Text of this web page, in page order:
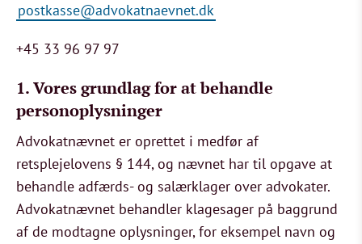
postkasse@advokatnaevnet.dk
+45 33 96 97 97
1. Vores grundlag for at behandle
personoplysninger
Advokatnævnet er oprettet i medfør af
retsplejelovens § 144, og nævnet har til opgave at
behandle adfærds- og salærklager over advokater.
Advokatnævnet behandler klagesager på baggrund
af de modtagne oplysninger, for eksempel navn og